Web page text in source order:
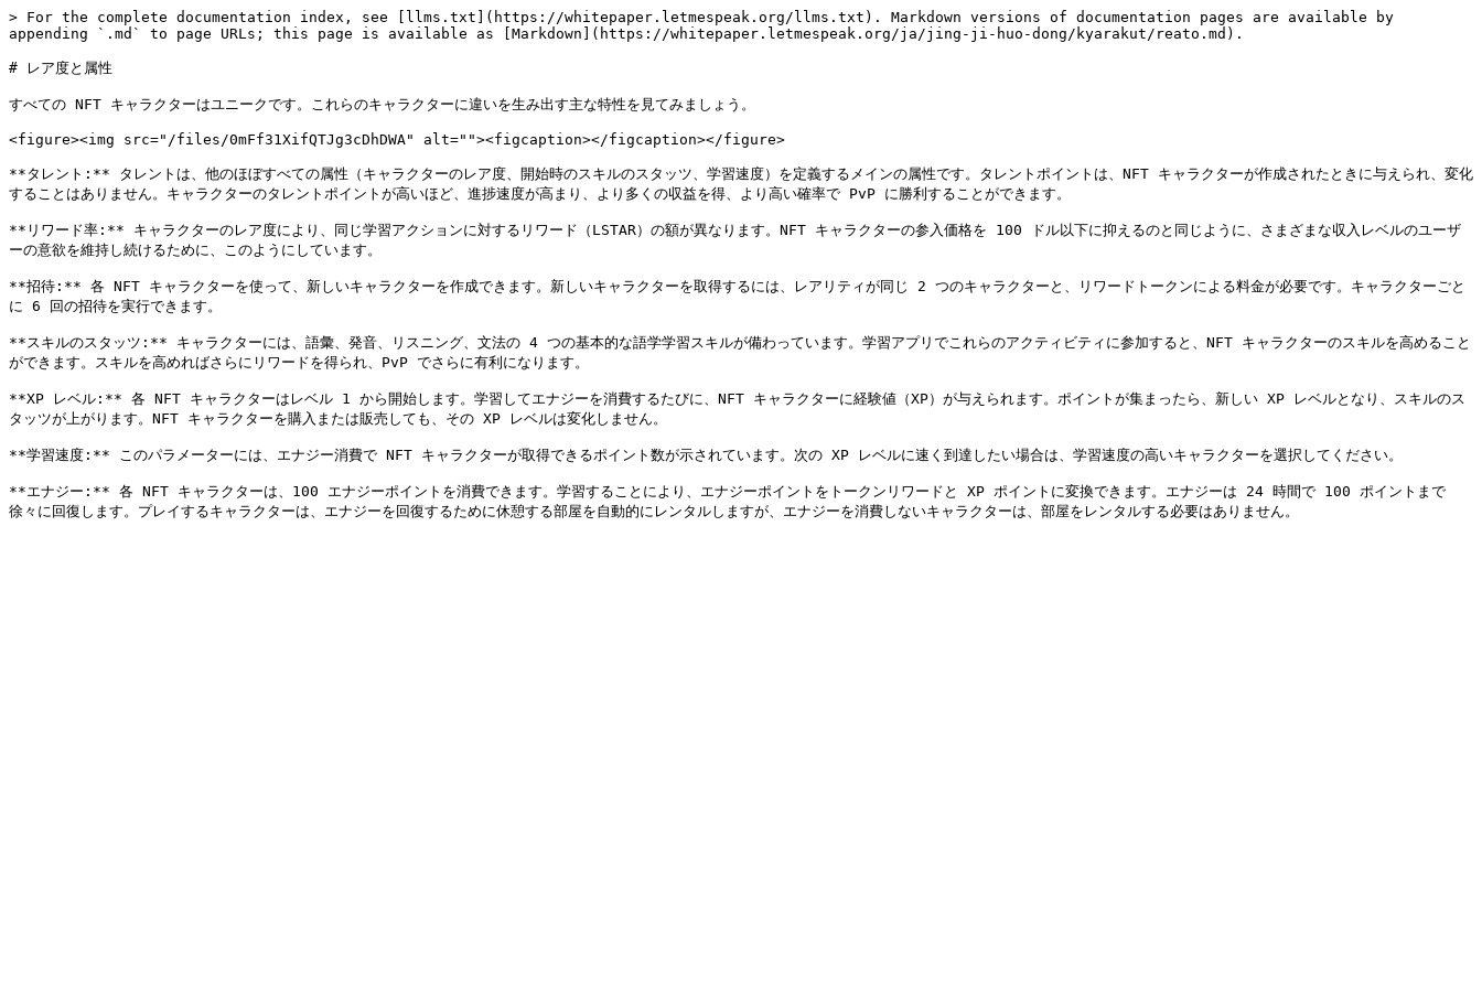
> For the complete documentation index, see [llms.txt](https://whitepaper.letmespeak.org/llms.txt). Markdown versions of documentation pages are available by
appending `.md` to page URLs; this page is available as [Markdown](https://whitepaper.letmespeak.org/ja/jing-ji-huo-dong/kyarakut/reato.md).
# レア度と属性
すべての NFT キャラクターはユニークです。これらのキャラクターに違いを生み出す主な特性を見てみましょう。
<figure><img src="/files/0mFf31XifQTJg3cDhDWA" alt=""><figcaption></figcaption></figure>
**タレント:** タレントは、他のほぼすべての属性（キャラクターのレア度、開始時のスキルのスタッツ、学習速度）を定義するメインの属性です。タレントポイントは、NFT キャラクターが作成されたときに与えられ、変化
することはありません。キャラクターのタレントポイントが高いほど、進捗速度が高まり、より多くの収益を得、より高い確率で PvP に勝利することができます。
**リワード率:** キャラクターのレア度により、同じ学習アクションに対するリワード（LSTAR）の額が異なります。NFT キャラクターの参入価格を 100 ドル以下に抑えるのと同じように、さまざまな収入レベルのユーザ
ーの意欲を維持し続けるために、このようにしています。
**招待:** 各 NFT キャラクターを使って、新しいキャラクターを作成できます。新しいキャラクターを取得するには、レアリティが同じ 2 つのキャラクターと、リワードトークンによる料金が必要です。キャラクターごと
に 6 回の招待を実行できます。
**スキルのスタッツ:** キャラクターには、語彙、発音、リスニング、文法の 4 つの基本的な語学学習スキルが備わっています。学習アプリでこれらのアクティビティに参加すると、NFT キャラクターのスキルを高めること
ができます。スキルを高めればさらにリワードを得られ、PvP でさらに有利になります。
**XP レベル:** 各 NFT キャラクターはレベル 1 から開始します。学習してエナジーを消費するたびに、NFT キャラクターに経験値（XP）が与えられます。ポイントが集まったら、新しい XP レベルとなり、スキルのス
タッツが上がります。NFT キャラクターを購入または販売しても、その XP レベルは変化しません。
**学習速度:** このパラメーターには、エナジー消費で NFT キャラクターが取得できるポイント数が示されています。次の XP レベルに速く到達したい場合は、学習速度の高いキャラクターを選択してください。
**エナジー:** 各 NFT キャラクターは、100 エナジーポイントを消費できます。学習することにより、エナジーポイントをトークンリワードと XP ポイントに変換できます。エナジーは 24 時間で 100 ポイントまで